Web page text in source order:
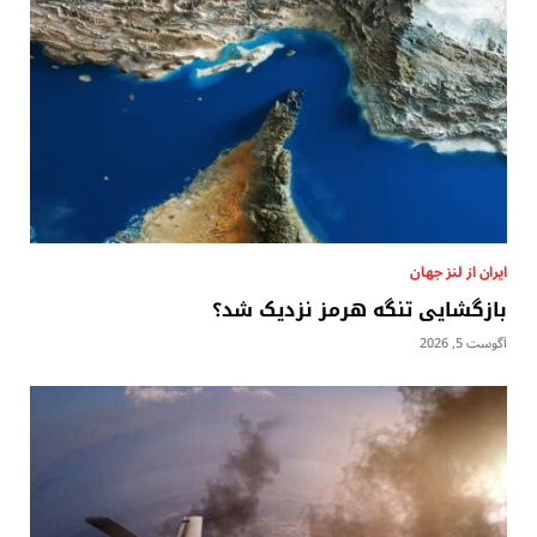
ایران از لنز جهان
بازگشایی تنگه هرمز نزدیک شد؟
آگوست 5, 2026